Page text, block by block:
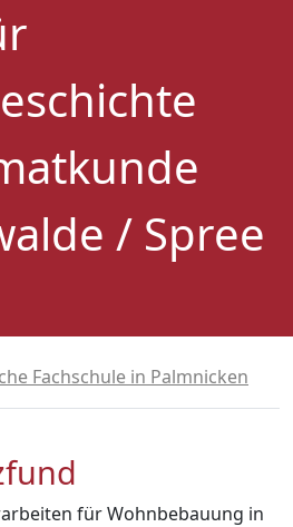
/ Spree
Fachschule in Palmnicken
für Wohnbebauung in